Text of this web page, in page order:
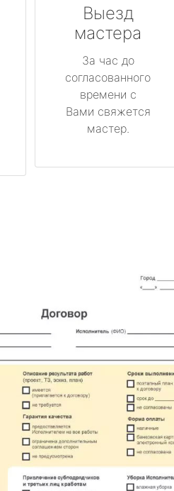
Выезд
мастера
За час до
согласованного
времени с
Вами свяжется
мастер.